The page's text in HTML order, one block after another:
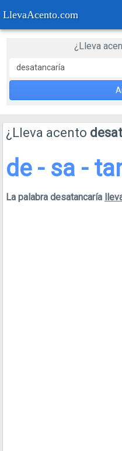
LlevaAcento.com
¿Lleva
¿Lleva acento
de - sa -
La palabra desatancaría